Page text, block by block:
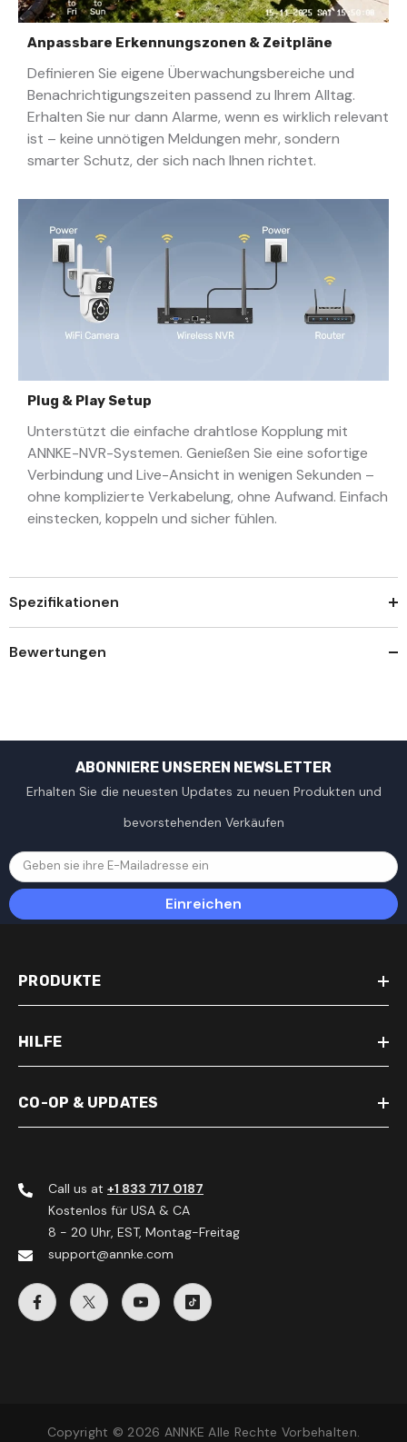
Anpassbare Erkennungszonen & Zeitpläne
Definieren Sie eigene Überwachungsbereiche und
Benachrichtigungszeiten passend zu Ihrem Alltag.
Erhalten Sie nur dann Alarme, wenn es wirklich relevant
ist – keine unnötigen Meldungen mehr, sondern
smarter Schutz, der sich nach Ihnen richtet.
Plug & Play Setup
Unterstützt die einfache drahtlose Kopplung mit
ANNKE-NVR-Systemen. Genießen Sie eine sofortige
Verbindung und Live-Ansicht in wenigen Sekunden –
ohne komplizierte Verkabelung, ohne Aufwand. Einfach
einstecken, koppeln und sicher fühlen.
Spezifikationen
Bewertungen
ABONNIERE UNSEREN NEWSLETTER
Erhalten Sie die neuesten Updates zu neuen Produkten und
bevorstehenden Verkäufen
Geben sie ihre E-Mailadresse ein
Einreichen
PRODUKTE
HILFE
CO-OP & UPDATES
Call us at +1 833 717 0187
Kostenlos für USA & CA
8 - 20 Uhr, EST, Montag-Freitag
support@annke.com
Copyright © 2026 ANNKE Alle Rechte Vorbehalten.